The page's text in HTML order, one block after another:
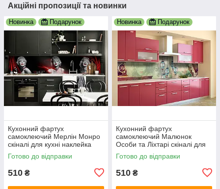
Акційні пропозиції та новинки
Новинка Подарунок
Кухонний фартух
самоклеючий Мерлін Монро
скіналі для кухні наклейка
ПВХ дівчина люди чорний
600х2000 мм
Готово до відправки
510 ₴
Новинка Подарунок
Кухонний фартух
самоклеючий Малюнок
Особи та Ліхтарі скіналі для
кухні наклейка ПВХ люди
зелений 600х2000 мм
Готово до відправки
510 ₴